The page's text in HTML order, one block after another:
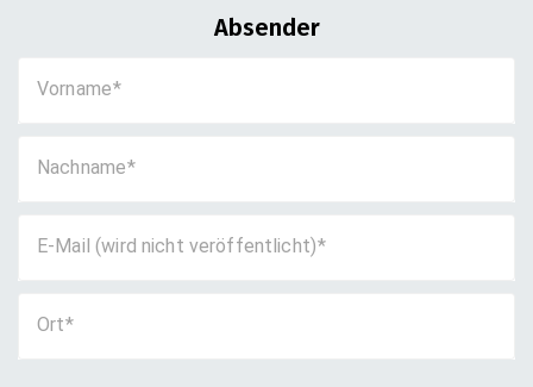
Absender
Vorname
Nachname
E-Mail (wird nicht veröffentlicht)
Ort